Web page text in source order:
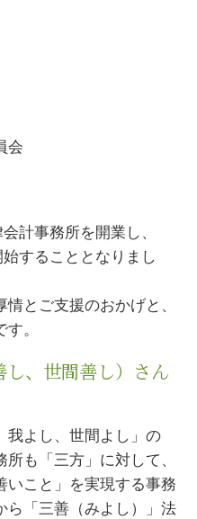
会
計事務所を開業し、
することとなりまし
とご支援のおかげと、
。
、世間善し）さん
我よし、世間よし」の
所も「三方」に対して、
いこと」を実現する事務
ら「三善（みよし）」法